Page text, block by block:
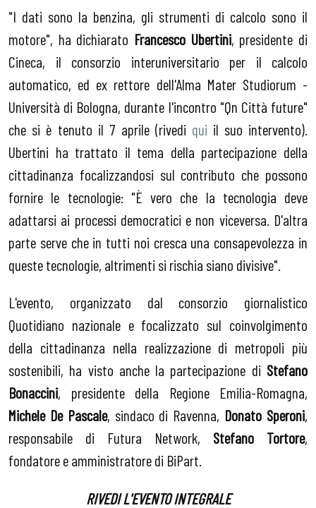
"I dati sono la benzina, gli strumenti di calcolo sono il
motore", ha dichiarato Francesco Ubertini, presidente di
Cineca, il consorzio interuniversitario per il calcolo
automatico, ed ex rettore dell'Alma Mater Studiorum -
Università di Bologna, durante l'incontro "Qn Città future"
che si è tenuto il 7 aprile (rivedi qui il suo intervento).
Ubertini ha trattato il tema della partecipazione della
cittadinanza focalizzandosi sul contributo che possono
fornire le tecnologie: "È vero che la tecnologia deve
adattarsi ai processi democratici e non viceversa. D'altra
parte serve che in tutti noi cresca una consapevolezza in
queste tecnologie, altrimenti si rischia siano divisive".
L'evento, organizzato dal consorzio giornalistico
Quotidiano nazionale e focalizzato sul coinvolgimento
della cittadinanza nella realizzazione di metropoli più
sostenibili, ha visto anche la partecipazione di Stefano
Bonaccini, presidente della Regione Emilia-Romagna,
Michele De Pascale, sindaco di Ravenna, Donato Speroni,
responsabile di Futura Network, Stefano Tortore,
fondatore e amministratore di BiPart.
RIVEDI L'EVENTO INTEGRALE